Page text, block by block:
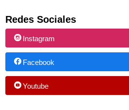
Redes Sociales
Instagram
Facebook
Youtube